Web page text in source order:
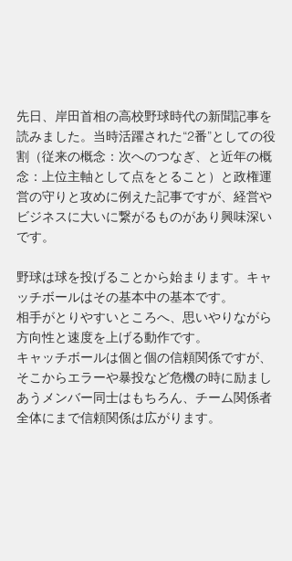
先日、岸田首相の高校野球時代の新聞記事を
読みました。当時活躍された“2番”としての役
割（従来の概念：次へのつなぎ、と近年の概
念：上位主軸として点をとること）と政権運
営の守りと攻めに例えた記事ですが、経営や
ビジネスに大いに繋がるものがあり興味深い
です。
野球は球を投げることから始まります。キャ
ッチボールはその基本中の基本です。
相手がとりやすいところへ、思いやりながら
方向性と速度を上げる動作です。
キャッチボールは個と個の信頼関係ですが、
そこからエラーや暴投など危機の時に励まし
あうメンバー同士はもちろん、チーム関係者
全体にまで信頼関係は広がります。